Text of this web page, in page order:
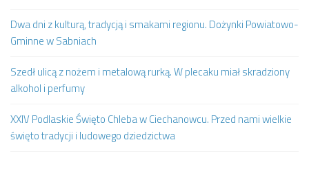
Dwa dni z kulturą, tradycją i smakami regionu. Dożynki Powiatowo-
Gminne w Sabniach
Szedł ulicą z nożem i metalową rurką. W plecaku miał skradziony
alkohol i perfumy
XXIV Podlaskie Święto Chleba w Ciechanowcu. Przed nami wielkie
święto tradycji i ludowego dziedzictwa